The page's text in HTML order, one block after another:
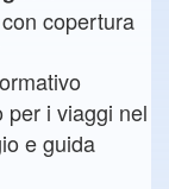
copertura
per i viaggi nel
e guida